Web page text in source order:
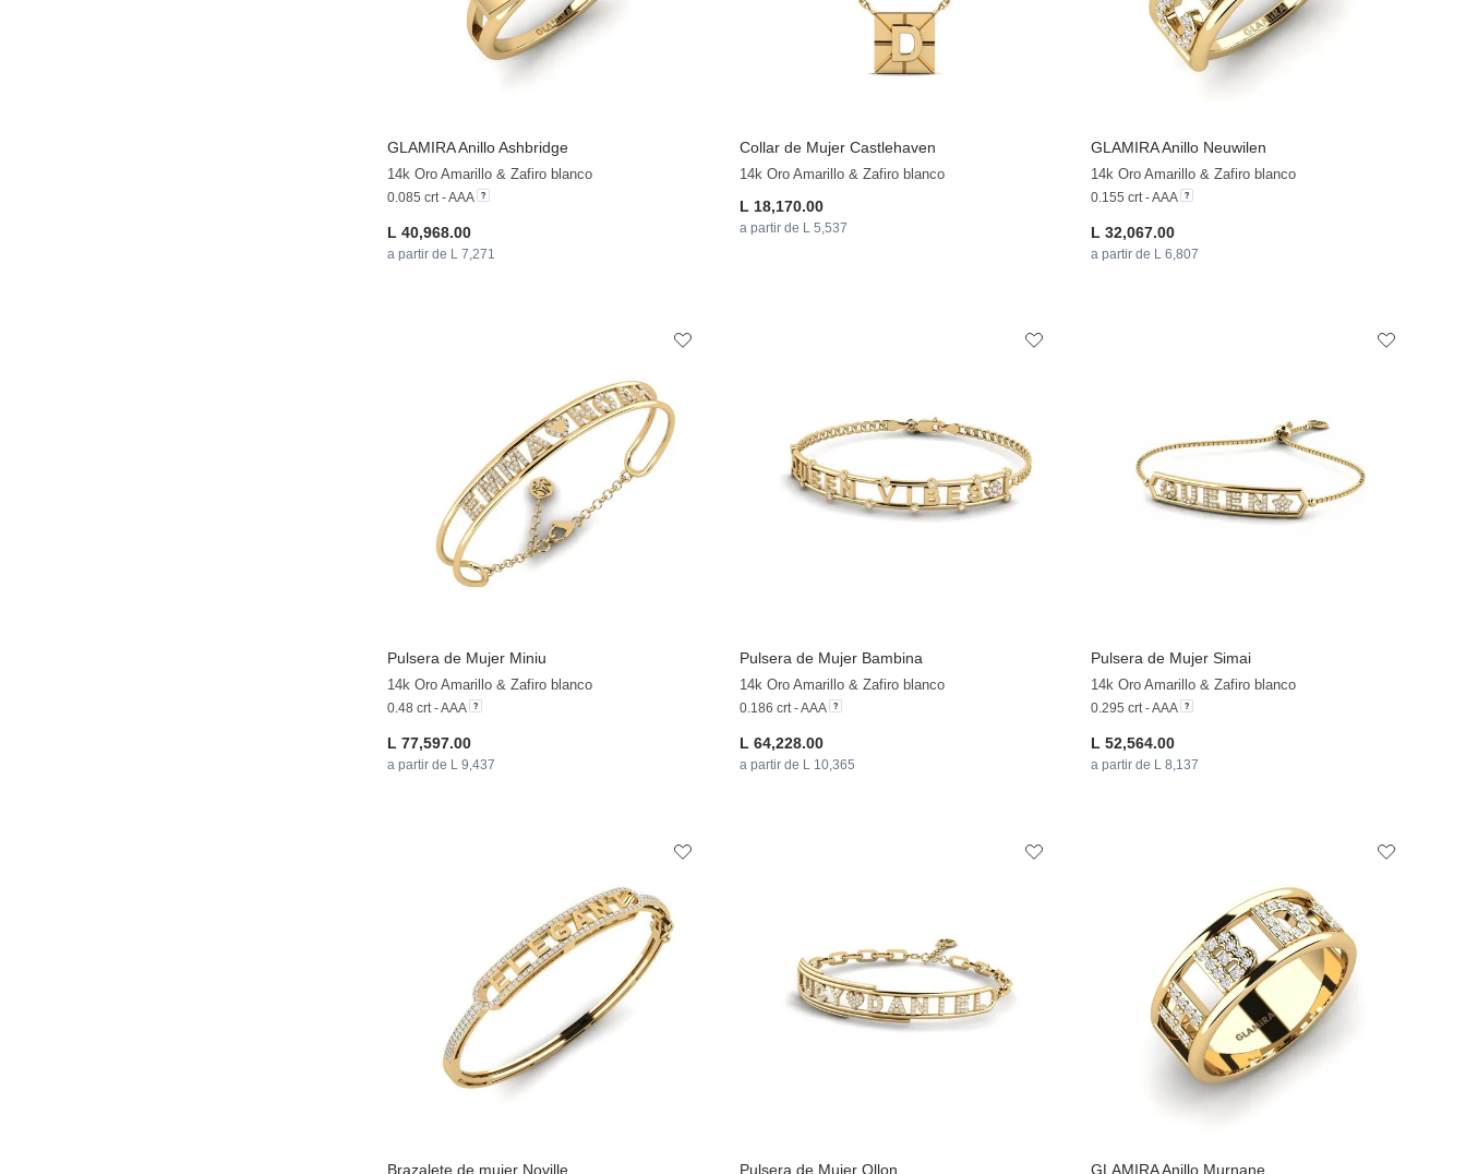
GLAMIRAAnillo Ashbridge
14k Oro Amarillo & Zafiro blanco
0.085 crt - AAA
L 40,968.00
a partir de L 7,271
Collar de Mujer Castlehaven
14k Oro Amarillo & Zafiro blanco
L 18,170.00
a partir de L 5,537
GLAMIRAAnillo Neuwilen
14k Oro Amarillo & Zafiro blanco
0.155 crt - AAA
L 32,067.00
a partir de L 6,807
Pulsera de Mujer Miniu
14k Oro Amarillo & Zafiro blanco
0.48 crt - AAA
L 77,597.00
a partir de L 9,437
Pulsera de Mujer Bambina
14k Oro Amarillo & Zafiro blanco
0.186 crt - AAA
L 64,228.00
a partir de L 10,365
Pulsera de Mujer Simai
14k Oro Amarillo & Zafiro blanco
0.295 crt - AAA
L 52,564.00
a partir de L 8,137
Brazalete de mujer Noville Pulsera de Mujer Ollon GLAMIRAAnillo Murnane